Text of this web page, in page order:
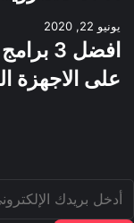
يونيو 22, 2020
افضل 3
على الاجهزة
أدخل
بريدك